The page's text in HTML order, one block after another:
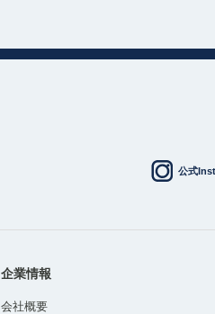
公式
企業情報
会社概要